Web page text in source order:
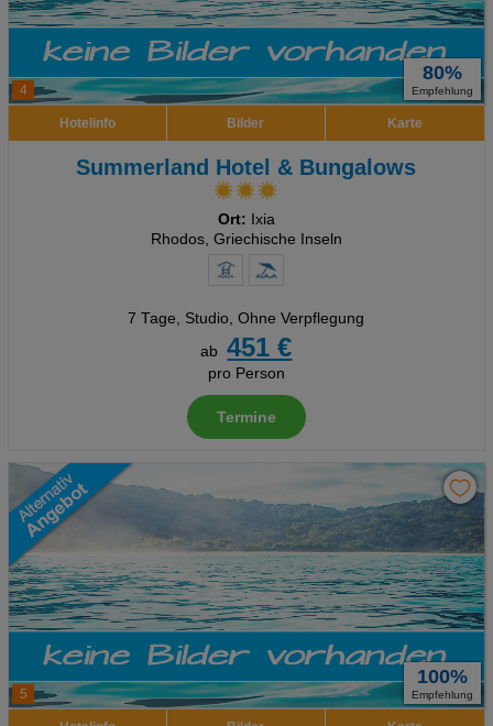
4
80%
Empfehlung
Hotelinfo Bilder Karte
Summerland Hotel & Bungalows
Ort: Ixia
Rhodos, Griechische Inseln
7 Tage, Studio, Ohne Verpflegung
ab
451 €
pro Person
Termine
5
100%
Empfehlung